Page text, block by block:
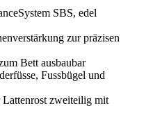
SBS, edel
zur präzisen
Bett ausbaubar
Fussbügel und
zweiteilig mit